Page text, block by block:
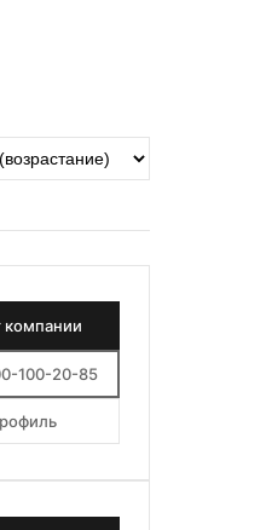
компании
100-20-85